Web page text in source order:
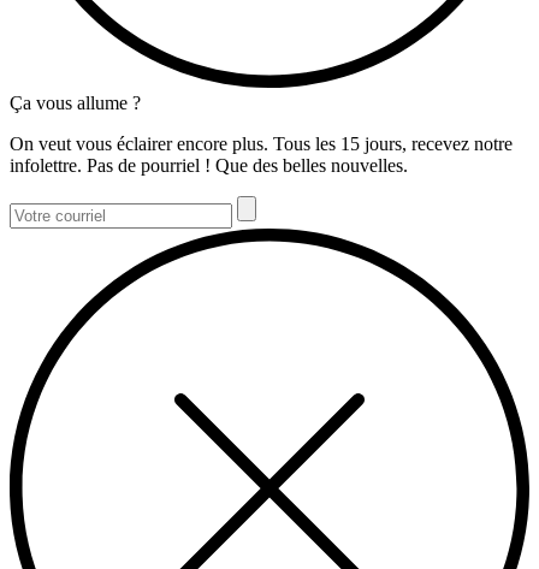
Ça vous allume ?
On veut vous éclairer encore plus. Tous les 15 jours, recevez notre
infolettre. Pas de pourriel ! Que des belles nouvelles.